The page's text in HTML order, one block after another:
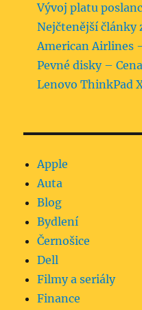
Vývoj platu
Nejčtenější články
American Airlines
Pevné disky –
Lenovo ThinkPad
Apple
Auta
Blog
Bydlení
Černošice
Dell
Filmy a seriály
Finance